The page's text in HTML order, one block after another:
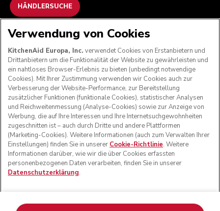
HÄNDLERSUCHE
WIR AKZEPTIEREN
FOLGEN SIE UNS
und das Design der Küchenmaschine sind eingetragene
Verwendung von Cookies
KitchenAid Europa, Inc. verwendet Cookies von Erstanbietern und
Drittanbietern um die Funktionalität der Website zu gewährleisten und
ein nahtloses Browser-Erlebnis zu bieten (unbedingt notwendige
Cookies). Mit Ihrer Zustimmung verwenden wir Cookies auch zur
Verbesserung der Website-Performance, zur Bereitstellung
zusätzlicher Funktionen (funktionale Cookies), statistischer Analysen
und Reichweitenmessung (Analyse-Cookies) sowie zur Anzeige von
Werbung, die auf Ihre Interessen und Ihre Internetsuchgewohnheiten
zugeschnitten ist – auch durch Dritte und andere Plattformen
(Marketing-Cookies). Weitere Informationen (auch zum Verwalten Ihrer
Einstellungen) finden Sie in unserer Cookie-Richtlinie. Weitere
Informationen darüber, wie wir die über Cookies erfassten
personenbezogenen Daten verarbeiten, finden Sie in unserer
Datenschutzerklärung.